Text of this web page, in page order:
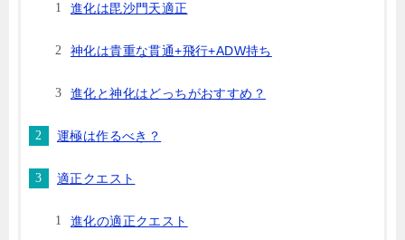
進化は毘沙門天適正
神化は貴重な貫通+飛行+ADW持ち
進化と神化はどっちがおすすめ？
運極は作るべき？
適正クエスト
進化の適正クエスト